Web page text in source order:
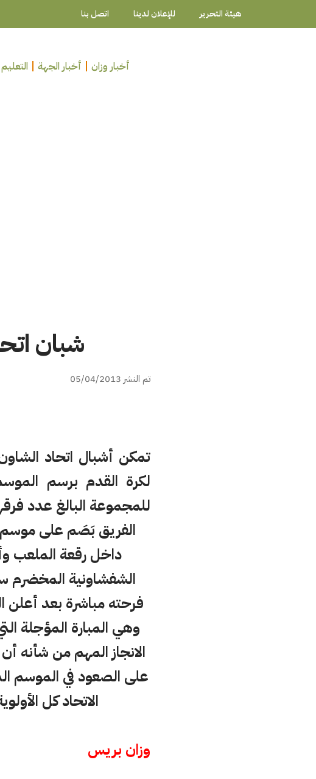
هيئة التحرير للإعلان لدينا اتصل بنا
أخبار وزان أخبار الجهة
شبان
تم النشر 05/04/2013
تمكن أشبال اتحاد
للمجموعة البالغ عدد فرقها 5 فرق والتي تنتمي إلى محور تطوان
الفريق بَصَم على موسم
داخل رقعة الملعب
الشفشاونية المخضرم
فرحته مباشرة بعد أعلن
وهي المبارة المؤجلة
الانجاز المهم من شأنه
على الصعود في الموسم
الاتحاد كل
وزان بريس